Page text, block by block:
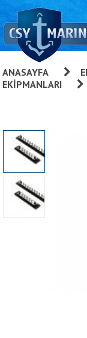
ANASAYFA
EKIPMANLARI